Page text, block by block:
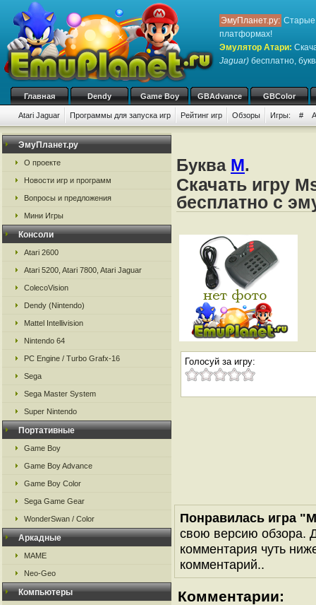
ЭмуПланет.ру: Старые
платформах!
Эмулятор Атари:
Jaguar) бесплатно,
Главная Dendy Game Boy GBAdvance GBColor
Atari Jaguar Программы для запуска игр Рейтинг игр Обзоры Игры: # A
ЭмуПланет.ру
О проекте
Новости игр и программ
Вопросы и предложения
Мини Игры
Консоли
Atari 2600
Atari 5200, Atari 7800, Atari Jaguar
ColecoVision
Dendy (Nintendo)
Mattel Intellivision
Nintendo 64
PC Engine / Turbo Grafx-16
Sega
Sega Master System
Super Nintendo
Портативные
Game Boy
Game Boy Advance
Game Boy Color
Sega Game Gear
WonderSwan / Color
Аркадные
MAME
Neo-Geo
Компьютеры
Буква M.
Скачать игру
бесплатно с
Голосуй за игру:
Понравилась игра
свою версию обзора.
комментария чуть
комментарий..
Комментарии: